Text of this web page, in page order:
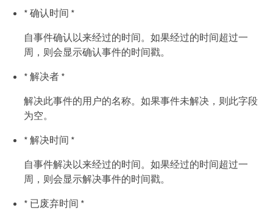
* 确认时间 *
自事件确认以来经过的时间。如果经过的时间超过一
周，则会显示确认事件的时间戳。
* 解决者 *
解决此事件的用户的名称。如果事件未解决，则此字段
为空。
* 解决时间 *
自事件解决以来经过的时间。如果经过的时间超过一
周，则会显示解决事件的时间戳。
* 已废弃时间 *